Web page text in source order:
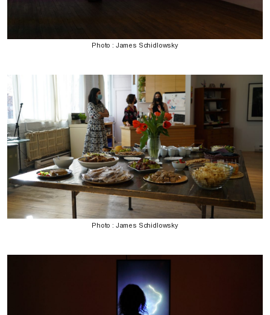
Photo : James Schidlowsky
Photo : James Schidlowsky